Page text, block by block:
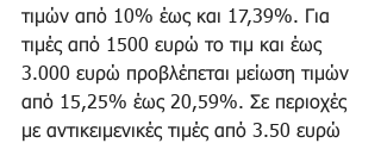
τιμών από 10% έως και 17,39%. Για
τιμές από 1500 ευρώ το τιμ και έως
3.000 ευρώ προβλέπεται μείωση τιμών
από 15,25% έως 20,59%. Σε περιοχές
με αντικειμενικές τιμές από 3.50 ευρώ